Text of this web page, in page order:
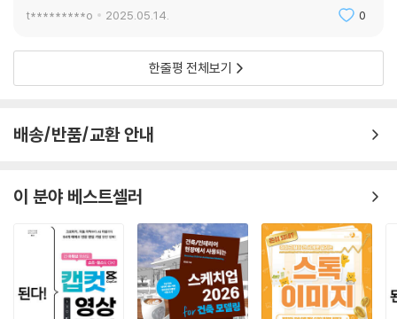
3)Polygroup It
1) Morph Target & Morph Brush
2) MorphTarget을 이용한 메쉬 제작
Part 1.3 Brush, Stroke, Alpha 팔레트
1) Top Shelf의 대표적인 브러시 옵션
2) Brush Palette메뉴
(1) Brush Modifier
(2) Auto Masking
2. Brush 종류
1) 일반 Brush
t*********o 2025.05.14. 0
한줄평 전체보기
배송/반품/교환 안내
이 분야 베스트셀러